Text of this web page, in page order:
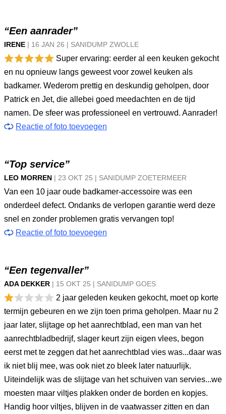
“Een aanrader”
IRENE | 16 JAN 26 | SANIDUMP ZWOLLE
Super ervaring: eerder al een keuken gekocht
en nu opnieuw langs geweest voor zowel keuken als
badkamer. Wederom prettig en deskundig geholpen, door
Patrick en Jet, die allebei goed meedachten en de tijd
namen. De sfeer was professioneel en vertrouwd. Aanrader!
Reactie of foto toevoegen
“Top service”
LEO MORREN | 23 OKT 25 | SANIDUMP ZOETERMEER
Van een 10 jaar oude badkamer-accessoire was een
onderdeel defect. Ondanks de verlopen garantie werd deze
snel en zonder problemen gratis vervangen top!
Reactie of foto toevoegen
“Een tegenvaller”
ADA DEKKER | 15 OKT 25 | SANIDUMP GOES
2 jaar geleden keuken gekocht, moet op korte
termijn gebeuren en we zijn toen prima geholpen. Maar nu 2
jaar later, slijtage op het aanrechtblad, een man van het
aanrechtbladbedrijf, slager keurt zijn eigen vlees, begon
eerst met te zeggen dat het aanrechtblad vies was...daar was
ik niet blij mee, was ook niet zo bleek later natuurlijk.
Uiteindelijk was de slijtage van het schuiven van servies...we
moesten maar viltjes plakken onder de borden en kopjes.
Handig hoor viltjes, blijven in de vaatwasser zitten en dan